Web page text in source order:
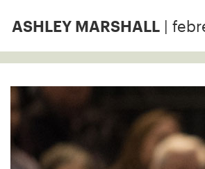
ASHLEY MARSHALL |